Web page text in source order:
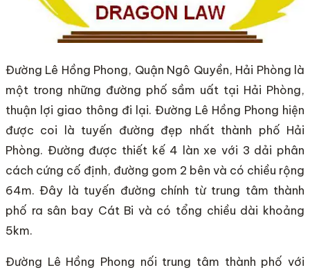
Đường Lê Hồng Phong, Quận Ngô Quyền, Hải Phòng là
một trong những đường phố sầm uất tại Hải Phòng,
thuận lợi giao thông đi lại. Đường Lê Hồng Phong hiện
được coi là tuyến đường đẹp nhất thành phố Hải
Phòng. Đường được thiết kế 4 làn xe với 3 dải phân
cách cứng cố định, đường gom 2 bên và có chiều rộng
64m. Đây là tuyến đường chính từ trung tâm thành
phố ra sân bay Cát Bi và có tổng chiều dài khoảng
5km.
Đường Lê Hồng Phong nối trung tâm thành phố với